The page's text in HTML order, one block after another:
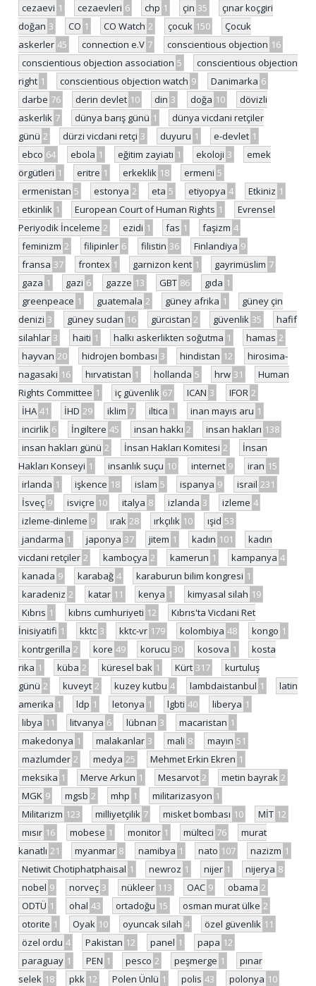
cezaevi 1 cezaevleri 6 chp 1 çin 35
çınar koçgiri
doğan 3 CO 1 CO Watch 2 çocuk 150
Çocuk
askerler 45 connection e.V 7 conscientious objection 16
conscientious objection association 5
conscientious objection
right 1 conscientious objection watch 9 Danimarka 6
darbe 76 derin devlet 10 din 3 doğa 10
dövizli
askerlik 7 dünya barış günü 1
dünya vicdani retçiler
günü 2 dürzi vicdani retçi 3 duyuru 1 e-devlet 1
ebco 64 ebola 1 eğitim zayiatı 1 ekoloji 3
emek
örgütleri 1 eritre 1 erkeklik 18 ermeni 5
ermenistan 5 estonya 2 eta 5 etiyopya 4 Etkiniz 1
etkinlik 1 European Court of Human Rights 1
Evrensel
Periyodik İnceleme 2 ezidi 1 fas 1 faşizm 4
feminizm 2 filipinler 6 filistin 36 Finlandiya 9
fransa 37 frontex 1 garnizon kent 1 gayrimüslim 7
gaza 1 gazi 6 gazze 13 GBT 86 gıda 1
greenpeace 1 guatemala 2 güney afrika 1
güney çin
denizi 3 güney sudan 16 gürcistan 2 güvenlik 35
hafif
silahlar 3 haiti 1 halkı askerlikten soğutma 1 hamas 2
hayvan 20 hidrojen bombası 3 hindistan 12
hirosima-
nagasaki 16 hırvatistan 1 hollanda 5 hrw 31
Human
Rights Committee 1 iç güvenlik 67 ICAN 3 IFOR 2
İHA 41 İHD 29 iklim 7 iltica 1 inan mayıs aru 1
incirlik 6 İngiltere 45 insan hakkı 2 insan hakları 138
insan hakları günü 2 İnsan Hakları Komitesi 2
İnsan
Hakları Konseyi 1 insanlık suçu 10 internet 9 iran 15
irlanda 1 işkence 18 islam 5 ispanya 9 israil 231
İsveç 9 isviçre 10 italya 8 izlanda 3 izleme 4
izleme-dinleme 9 ırak 28 ırkçılık 10 ışid 53
jandarma 1 japonya 37 jitem 1 kadın 101
kadın
vicdani retçiler 2 kamboçya 2 kamerun 1 kampanya 4
kanada 9 karabağ 4 karaburun bilim kongresi 1
karadeniz 2 katar 11 kenya 1 kimyasal silah 19
Kıbrıs 1 kıbrıs cumhuriyeti 12
Kıbrıs'ta Vicdani Ret
İnisiyatifi 1 kktc 3 kktc-vr 179 kolombiya 48 kongo 1
kontrgerilla 2 kore 49 korucu 30 kosova 1
kosta
rika 1 küba 2 küresel bak 1 Kürt 317
kurtuluş
günü 2 kuveyt 2 kuzey kutbu 4 lambdaistanbul 1
latin
amerika 1 ldp 1 letonya 1 lgbti 40 liberya 1
libya 11 litvanya 6 lübnan 3 macaristan 1
makedonya 1 malakanlar 3 mali 8 mayın 51
mazlumder 2 medya 25 Mehmet Erkin Ekren 1
meksika 1 Merve Arkun 1 Mesarvot 2 metin bayrak 2
MGK 9 mgsb 2 mhp 1 militarizasyon 1
Militarizm 123 milliyetçilik 7 misket bombası 10 MİT 12
mısır 16 mobese 1 monitor 1 mülteci 76
murat
kanatlı 21 myanmar 8 namibya 1 nato 107 nazizm 1
Netiwit Chotiphatphaisal 1 newroz 1 nijer 1 nijerya 8
nobel 9 norveç 3 nükleer 113 OAC 9 obama 2
ODTÜ 1 ohal 43 ortadoğu 15 osman murat ülke 2
otorite 1 Oyak 10 oyuncak silah 4 özel güvenlik 11
özel ordu 4 Pakistan 12 panel 1 papa 12
paraguay 1 PEN 1 pesco 2 peşmerge 1
pınar
selek 18 pkk 12 Polen Ünlü 1 polis 43 polonya 10